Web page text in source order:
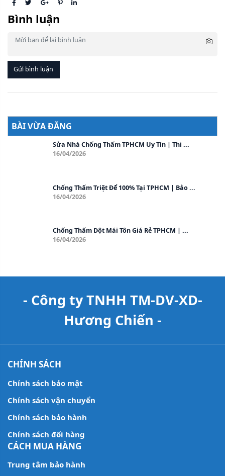
Bình luận
Gửi bình luận
BÀI VỪA ĐĂNG
Sửa Nhà Chống Thấm TPHCM Uy Tín | Thi ...
16/04/2026
Chống Thấm Triệt Để 100% Tại TPHCM | Bảo ...
16/04/2026
Chống Thấm Dột Mái Tôn Giá Rẻ TPHCM | ...
16/04/2026
- Công ty TNHH TM-DV-XD-
Hương Chiến -
CHÍNH SÁCH
Chính sách bảo mật
Chính sách vận chuyển
Chính sách bảo hành
Chính sách đổi hàng
CÁCH MUA HÀNG
Trung tâm bảo hành